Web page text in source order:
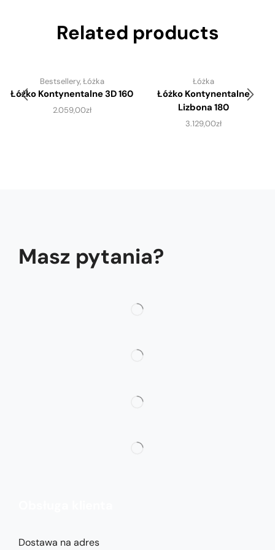
Related products
Bestsellery,Łóżka
Łóżko Kontynentalne 3D 160
2.059,00zł
Łóżka
Łóżko Kontynentalne
Lizbona 180
3.129,00zł
Masz pytania?
Dostawa na adres